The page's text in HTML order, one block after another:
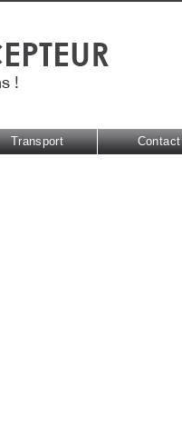
Transport Contact